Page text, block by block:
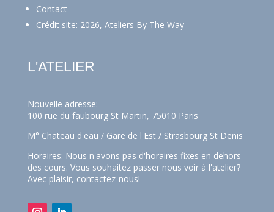
Contact
Crédit site: 2026, Ateliers By The Way
L'ATELIER
Nouvelle adresse:
100 rue du faubourg St Martin, 75010 Paris
M° Chateau d'eau / Gare de l'Est / Strasbourg St Denis
Horaires: Nous n'avons pas d'horaires fixes en dehors
des cours. Vous souhaitez passer nous voir à l'atelier?
Avec plaisir, contactez-nous!